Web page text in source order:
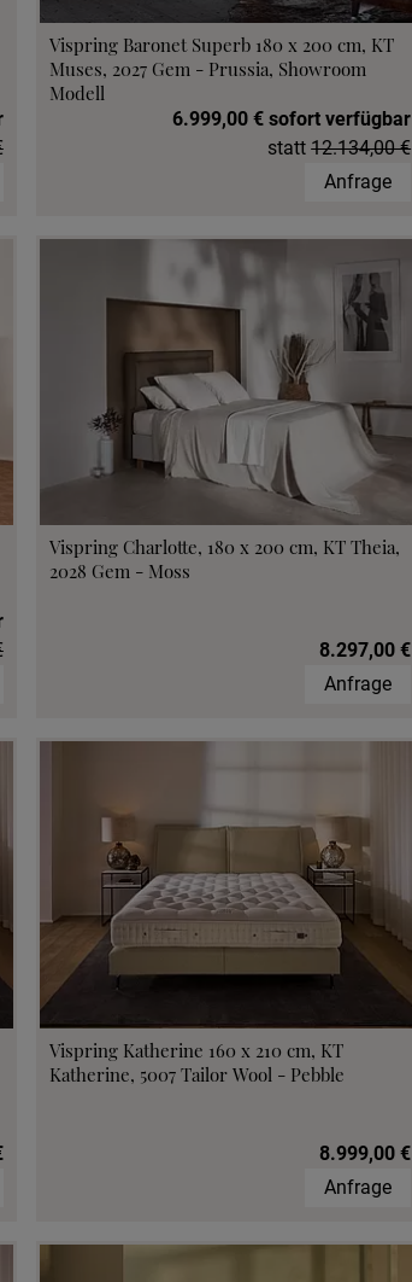
Vispring Baronet Superb 180 x 200 cm, KT
Muses, 2027 Gem - Prussia, Showroom
Modell
6.999,00 € sofort verfügbar
statt12.134,00 €
Anfrage
Vispring Charlotte, 180 x 200 cm, KT Theia,
2028 Gem - Moss
8.297,00 €
Anfrage
Vispring Katherine 160 x 210 cm, KT
Katherine, 5007 Tailor Wool - Pebble
8.999,00 €
Anfrage